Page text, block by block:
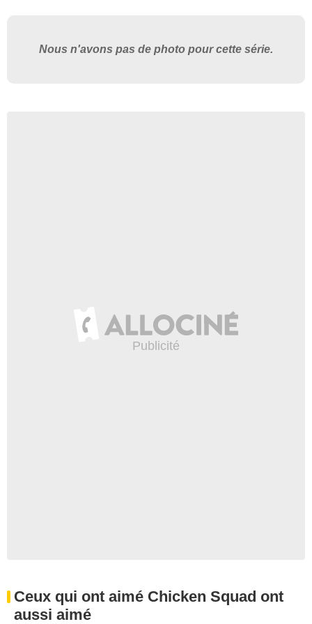
Nous n'avons pas de photo pour cette série.
Ceux qui ont aimé Chicken Squad ont
aussi aimé